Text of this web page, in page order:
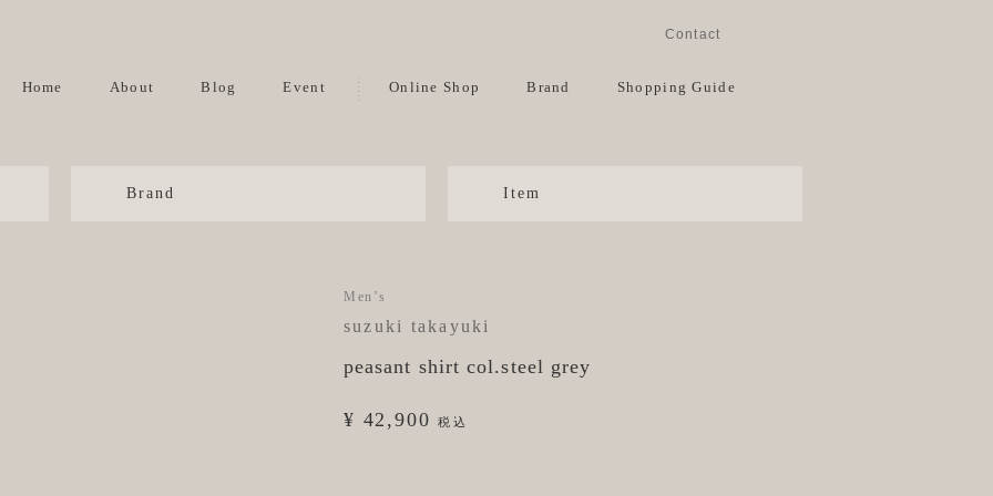
Home About Blog Event Online Shop Brand Shopping Guide
Contact
Brand Item
Men’s
suzuki takayuki
peasant shirt col.steel grey
¥ 42,900 税込